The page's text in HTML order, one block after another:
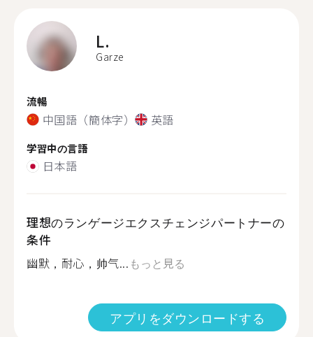
L.
Garze
流暢
中国語（簡体字） 英語
学習中の言語
日本語
理想のランゲージエクスチェンジパートナーの
条件
幽默，耐心，帅气... もっと見る
アプリをダウンロードする